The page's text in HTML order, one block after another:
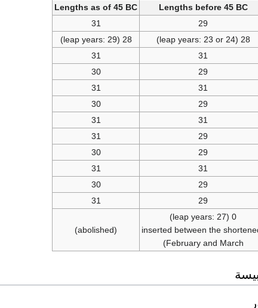
Lengths before 45 BC
Lengths as of 45 BC
29
31
28 (leap years: 23 or 24)
28 (leap years: 29)
31
31
29
30
31
31
29
30
31
31
29
31
29
30
31
31
29
30
29
31
0 (leap years: 27)
February and March)
(abolished)